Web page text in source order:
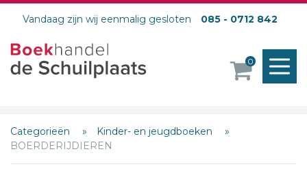
Vandaag zijn wij eenmalig gesloten 085 - 0712 842
0
Categorieën
Kinder- en jeugdboeken
BOERDERIJDIEREN